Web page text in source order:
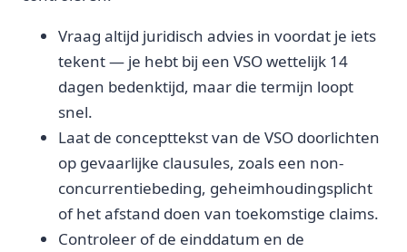
Vraag altijd juridisch advies in voordat je iets
tekent — je hebt bij een VSO wettelijk 14
dagen bedenktijd, maar die termijn loopt
snel.
Laat de concepttekst van de VSO doorlichten
op gevaarlijke clausules, zoals een non-
concurrentiebeding, geheimhoudingsplicht
of het afstand doen van toekomstige claims.
Controleer of de einddatum en de